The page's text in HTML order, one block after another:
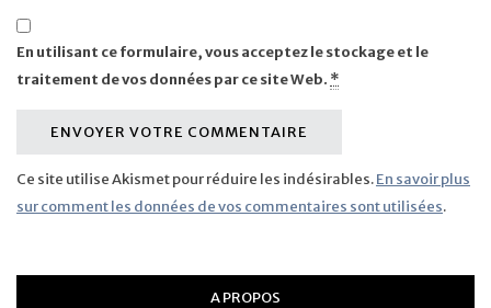
En utilisant ce formulaire, vous acceptez le stockage et le
traitement de vos données par ce site Web. *
Ce site utilise Akismet pour réduire les indésirables.En savoir plus
sur comment les données de vos commentaires sont utilisées.
A PROPOS